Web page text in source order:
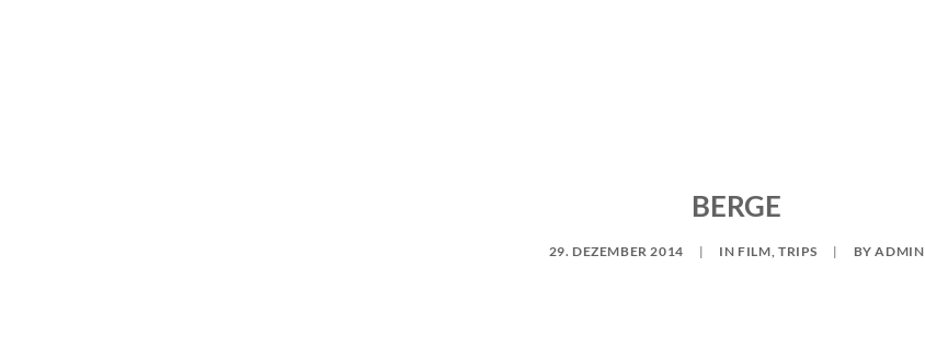
BERGE
29. DEZEMBER 2014 | IN FILM, TRIPS | BYADMIN